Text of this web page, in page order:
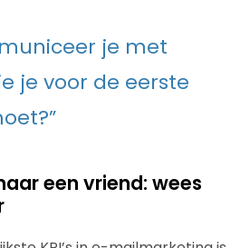
je met
je voor de eerste
een vriend: wees